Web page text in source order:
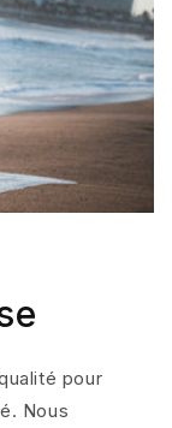
pour
Nous